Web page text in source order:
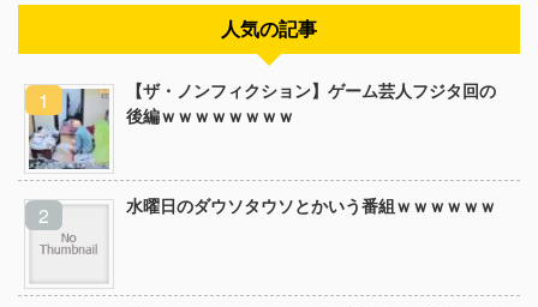
人気の記事
【ザ・ノンフィクション】ゲーム芸人フジタ回の
後編ｗｗｗｗｗｗｗｗ
水曜日のダウソタウソとかいう番組ｗｗｗｗｗｗ